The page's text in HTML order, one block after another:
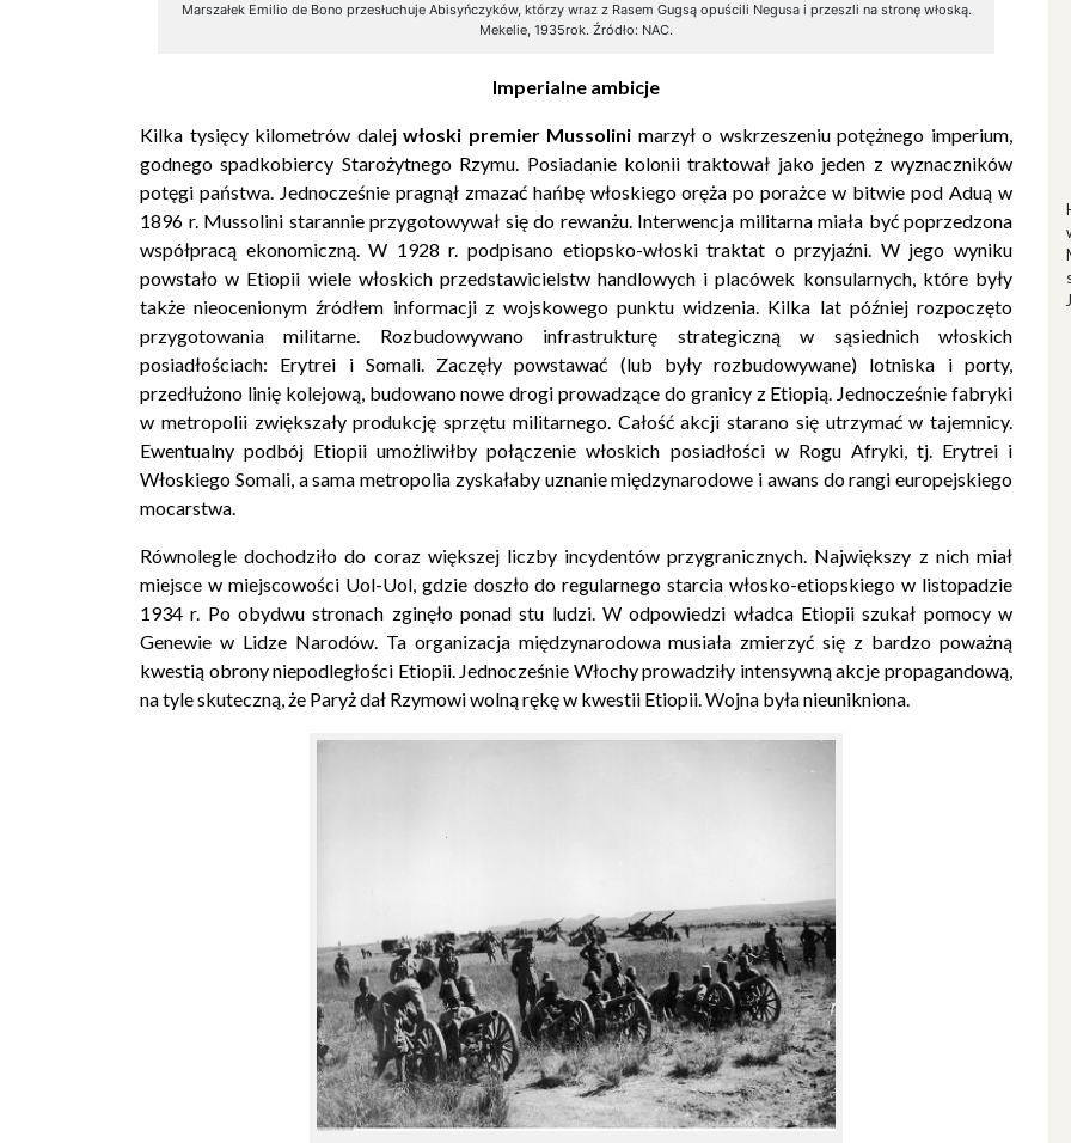
Marszałek Emilio de Bono przesłuchuje Abisyńczyków, którzy wraz z Rasem Gugsą opuścili Negusa i przeszli na stronę włoską.
Mekelie, 1935rok. Źródło: NAC.
Imperialne ambicje
Kilka tysięcy kilometrów dalejwłoski premier Mussolini marzył o wskrzeszeniu potężnego imperium,
godnego spadkobiercy Starożytnego Rzymu. Posiadanie kolonii traktował jako jeden z wyznaczników
potęgi państwa. Jednocześnie pragnął zmazać hańbę włoskiego oręża po porażce w bitwie pod Aduą w
1896 r. Mussolini starannie przygotowywał się do rewanżu. Interwencja militarna miała być poprzedzona
współpracą ekonomiczną. W 1928 r. podpisano etiopsko-włoski traktat o przyjaźni. W jego wyniku
powstało w Etiopii wiele włoskich przedstawicielstw handlowych i placówek konsularnych, które były
także nieocenionym źródłem informacji z wojskowego punktu widzenia. Kilka lat później rozpoczęto
przygotowania militarne. Rozbudowywano infrastrukturę strategiczną w sąsiednich włoskich
posiadłościach: Erytrei i Somali. Zaczęły powstawać (lub były rozbudowywane) lotniska i porty,
przedłużono linię kolejową, budowano nowe drogi prowadzące do granicy z Etiopią. Jednocześnie fabryki
w metropolii zwiększały produkcję sprzętu militarnego. Całość akcji starano się utrzymać w tajemnicy.
Ewentualny podbój Etiopii umożliwiłby połączenie włoskich posiadłości w Rogu Afryki, tj. Erytrei i
Włoskiego Somali, a sama metropolia zyskałaby uznanie międzynarodowe i awans do rangi europejskiego
mocarstwa.
Równolegle dochodziło do coraz większej liczby incydentów przygranicznych. Największy z nich miał
miejsce w miejscowości Uol-Uol, gdzie doszło do regularnego starcia włosko-etiopskiego w listopadzie
1934 r. Po obydwu stronach zginęło ponad stu ludzi. W odpowiedzi władca Etiopii szukał pomocy w
Genewie w Lidze Narodów. Ta organizacja międzynarodowa musiała zmierzyć się z bardzo poważną
kwestią obrony niepodległości Etiopii. Jednocześnie Włochy prowadziły intensywną akcje propagandową,
na tyle skuteczną, że Paryż dał Rzymowi wolną rękę w kwestii Etiopii. Wojna była nieunikniona.